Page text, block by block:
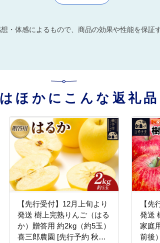
・体感によるもので、商品の効果や性能を保証
ほかにこんな返礼品
【先行受付】12月上旬より
発送 樹上完熟りんご（はる
か）贈答用 約2kg（約5玉）
喜三郎農園 [先行予約 秋田
【先
発送
家庭
前後